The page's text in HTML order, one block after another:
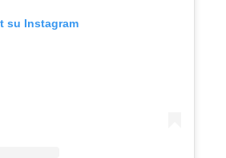
su Instagram